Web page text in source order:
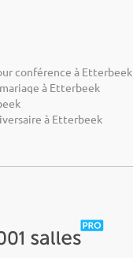
conférence à Etterbeek
à Etterbeek
à Etterbeek